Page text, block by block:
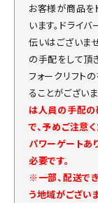
お客様が商品を
います。ドライ
伝いはございま
の手配をして頂
フォークリフト
ることがございま
は人員の手配の
で、予めご注意く
パワーゲート
必要です。
※一部、配送で
う地域がござい